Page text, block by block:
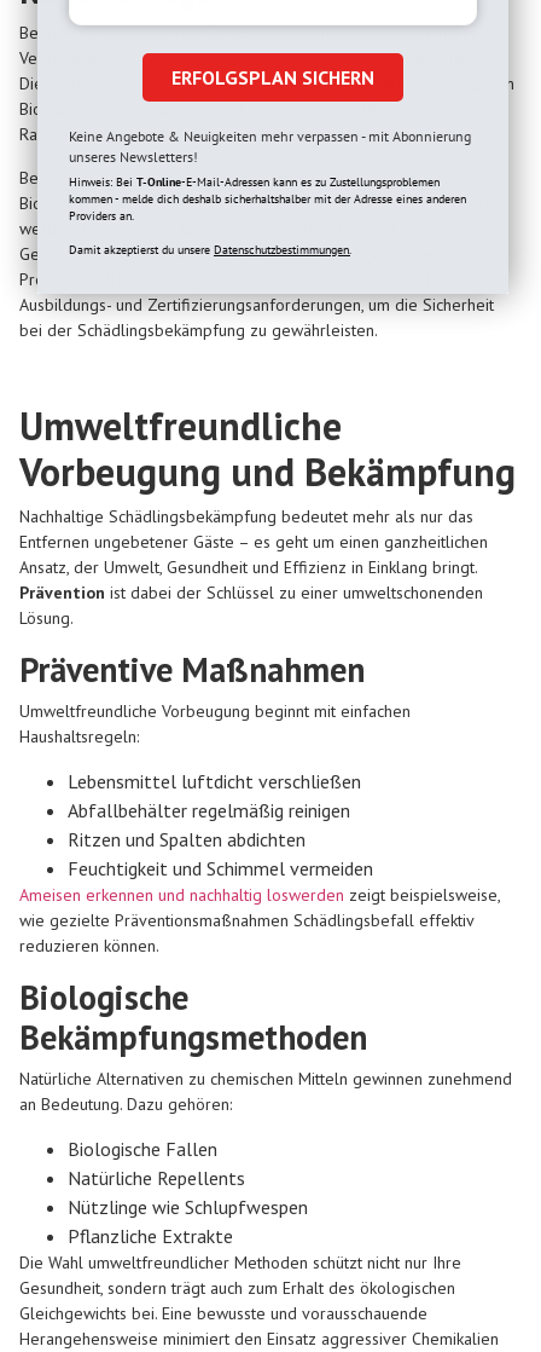
Bei der Verwendung von Schädlingsbekämpfungsmitteln müssen
Verbraucher
den Ratgeber des Umweltbundesamtesbeachten.
Dieser gibt detaillierte Anweisungen zum sachgerechten Einsatz von
Biozidprodukten und informiert über die rechtlichen
Rahmenbedingungen.
Besonders wichtig sind die Vorschriften zur Anwendung von
Biozidprodukten. Nicht jedes Mittel darf ohne Weiteres eingesetzt
werden. Es müssen Kriterien wie Umweltverträglichkeit,
Gesundheitsrisiken und Wirksamkeit berücksichtigt werden.
Professionelle Schädlingsbekämpfer unterliegen zusätzlichen
Ausbildungs- und Zertifizierungsanforderungen, um die Sicherheit
bei der Schädlingsbekämpfung zu gewährleisten.
Umweltfreundliche
Vorbeugung und Bekämpfung
Nachhaltige Schädlingsbekämpfung bedeutet mehr als nur das
Entfernen ungebetener Gäste – es geht um einen ganzheitlichen
Ansatz, der Umwelt, Gesundheit und Effizienz in Einklang bringt.
Prävention ist dabei der Schlüssel zu einer umweltschonenden
Lösung.
Präventive Maßnahmen
Umweltfreundliche Vorbeugung beginnt mit einfachen
Haushaltsregeln:
Lebensmittel luftdicht verschließen
Abfallbehälter regelmäßig reinigen
Ritzen und Spalten abdichten
Feuchtigkeit und Schimmel vermeiden
Ameisen erkennen und nachhaltig loswerden zeigt beispielsweise,
wie gezielte Präventionsmaßnahmen Schädlingsbefall effektiv
reduzieren können.
Biologische
Bekämpfungsmethoden
Natürliche Alternativen zu chemischen Mitteln gewinnen zunehmend
an Bedeutung. Dazu gehören:
Biologische Fallen
Natürliche Repellents
Nützlinge wie Schlupfwespen
Pflanzliche Extrakte
Die Wahl umweltfreundlicher Methoden schützt nicht nur Ihre
Gesundheit, sondern trägt auch zum Erhalt des ökologischen
Gleichgewichts bei. Eine bewusste und vorausschauende
Herangehensweise minimiert den Einsatz aggressiver Chemikalien
ERFOLGSPLAN SICHERN
Keine Angebote & Neuigkeiten mehr verpassen - mit Abonnierung
unseres Newsletters!
Hinweis: Bei T-Online-E-Mail-Adressen kann es zu Zustellungsproblemen
kommen - melde dich deshalb sicherhaltshalber mit der Adresse eines anderen
Providers an.
Damit akzeptierst du unsere Datenschutzbestimmungen.